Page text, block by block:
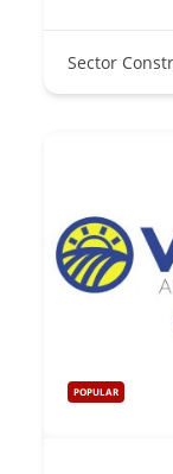
Sector
POPULAR